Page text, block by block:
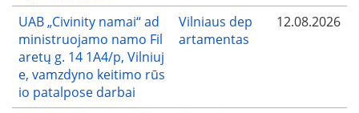
UAB „Civinity namai“ ad
ministruojamo namo Fil
aretų g. 14 1A4/p, Vilniuj
e, vamzdyno keitimo rūs
io patalpose darbai
Vilniaus dep
artamentas
12.08.2026